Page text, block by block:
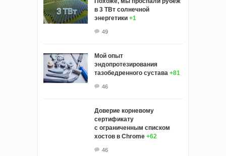
в 3 ТВт солнечной
энергетики +1
49
Мой опыт
эндопротезирования
тазобедренного сустава +81
46
Доверие корневому
сертификату
с ограниченным списком
хостов в Chrome +62
46